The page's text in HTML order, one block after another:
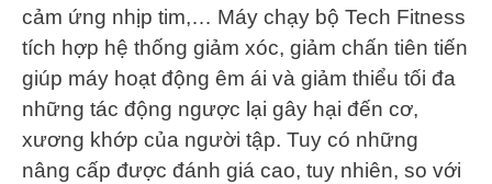
cảm ứng nhịp tim,… Máy chạy bộ Tech Fitness
tích hợp hệ thống giảm xóc, giảm chấn tiên tiến
giúp máy hoạt động êm ái và giảm thiểu tối đa
những tác động ngược lại gây hại đến cơ,
xương khớp của người tập. Tuy có những
nâng cấp được đánh giá cao, tuy nhiên, so với